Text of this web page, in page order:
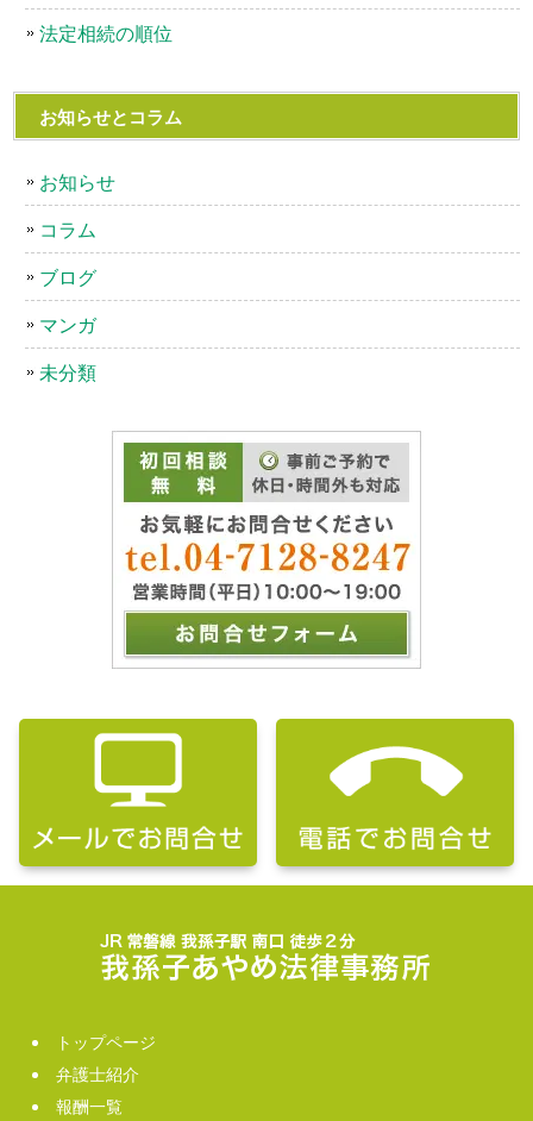
法定相続の順位
お知らせとコラム
お知らせ
コラム
ブログ
マンガ
未分類
トップページ
弁護士紹介
報酬一覧